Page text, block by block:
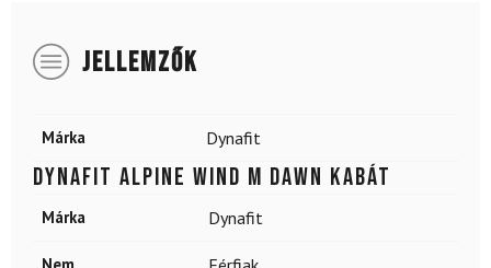
JELLEMZŐK
Márka Dynafit
DYNAFIT Alpine Wind M Dawn kabát
Márka Dynafit
Nem